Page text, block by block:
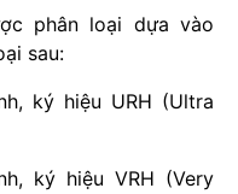
phân loại dựa vào
sau:
ký hiệu URH (Ultra
ký hiệu VRH (Very